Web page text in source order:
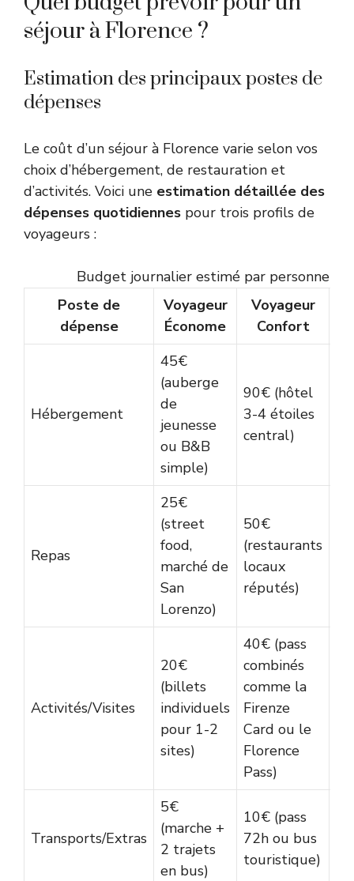
séjour à Florence ?
Estimation des principaux postes de
dépenses
Le coût d’un séjour à Florence varie selon vos
choix d’hébergement, de restauration et
d’activités. Voici une estimation détaillée des
dépenses quotidiennes pour trois profils de
voyageurs :
Budget journalier estimé par personne à
Poste de
dépense
Voyageur
Économe
Voyageur
Confort
Hébergement
45€
(auberge
de
jeunesse
ou B&B
simple)
90€ (hôtel
3-4 étoiles
central)
Repas
25€
(street
food,
marché de
San
Lorenzo)
50€
(restaurants
locaux
réputés)
Activités/Visites
20€
(billets
individuels
pour 1-2
sites)
40€ (pass
combinés
comme la
Firenze
Card ou le
Florence
Pass)
Transports/Extras
5€
(marche +
2 trajets
en bus)
10€ (pass
72h ou bus
touristique)